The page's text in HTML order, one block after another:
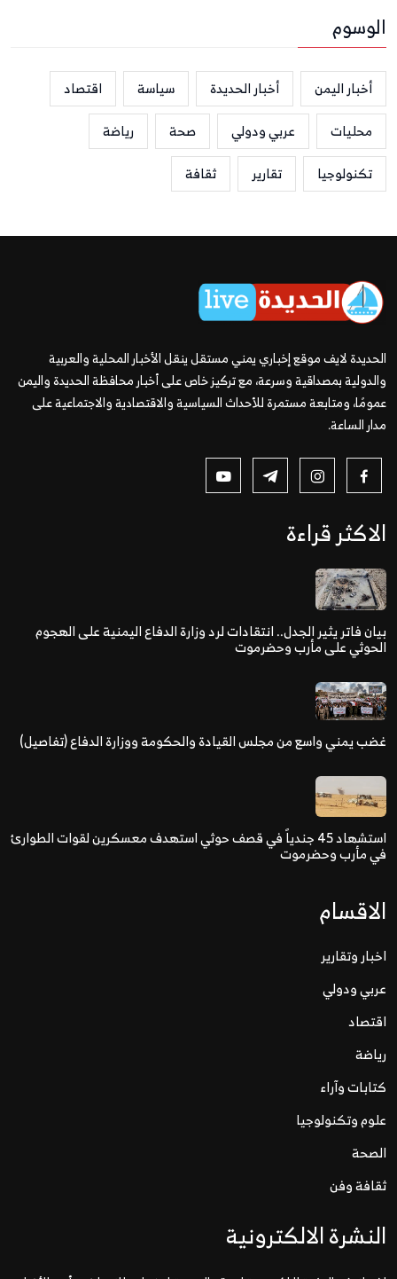
الوسوم
أخبار اليمن أخبار الحديدة سياسة
اقتصاد
محليات
عربي ودولي صحة
رياضة
تكنولوجيا
تقارير ثقافة
الحديدة لايف موقع إخباري يمني مستقل ينقل الأخبار المحلية والعربية
والدولية بمصداقية وسرعة، مع تركيز خاص على أخبار محافظة الحديدة واليمن
عمومًا، ومتابعة مستمرة للأحداث السياسية والاقتصادية والاجتماعية على
مدار الساعة.
الاكثر قراءة
بيان فاتر يثير الجدل.. انتقادات لرد وزارة الدفاع اليمنية على الهجوم
الحوثي على مأرب وحضرموت
غضب يمني واسع من مجلس القيادة والحكومة ووزارة الدفاع (تفاصيل)
استشهاد 45 جندياً في قصف حوثي استهدف معسكرين لقوات الطوارئ
في مأرب وحضرموت
الاقسام
اخبار وتقارير
عربي ودولي
اقتصاد
رياضة
كتابات وآراء
علوم وتكنولوجيا
الصحة
ثقافة وفن
النشرة الالكترونية